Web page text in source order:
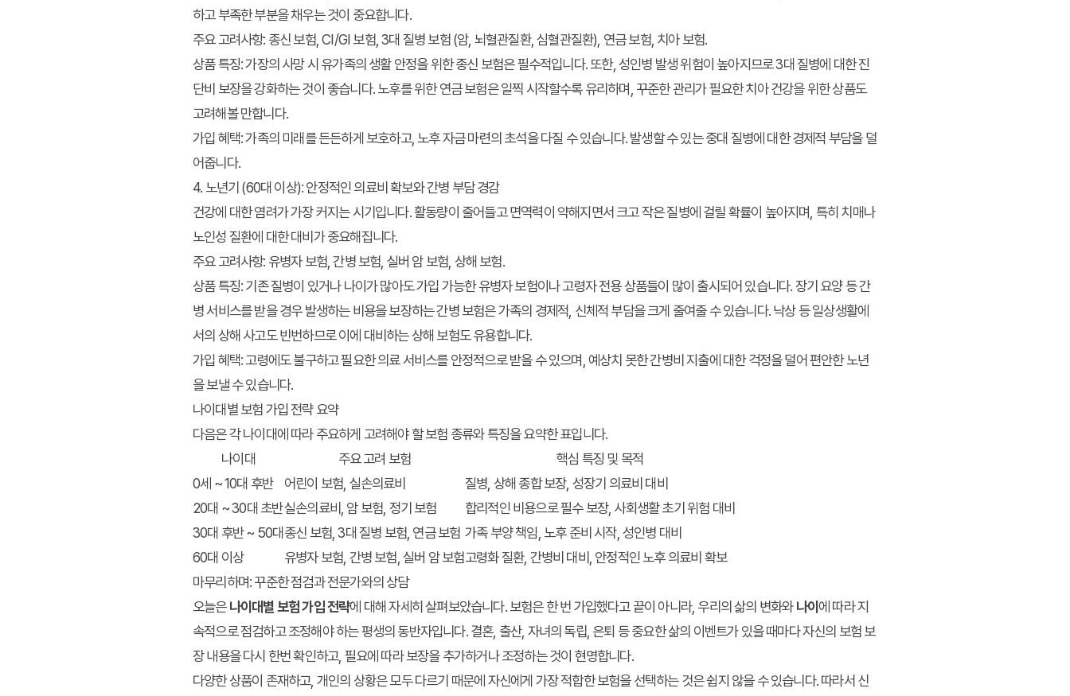
하고 부족한 부분을 채우는 것이 중요합니다.
주요 고려사항: 종신 보험, CI/GI 보험, 3대 질병 보험 (암, 뇌혈관질환, 심혈관질환), 연금 보험, 치아 보험.
상품 특징:가장의 사망 시 유가족의 생활 안정을 위한 종신 보험은 필수적입니다. 또한, 성인병 발생 위험이 높아지므로 3대 질병에 대한 진
단비 보장을 강화하는 것이 좋습니다. 노후를 위한 연금 보험은 일찍 시작할수록 유리하며, 꾸준한 관리가 필요한 치아 건강을 위한 상품도
고려해볼 만합니다.
가입 혜택:가족의 미래를 든든하게 보호하고, 노후 자금 마련의 초석을 다질 수 있습니다. 발생할 수 있는 중대 질병에 대한 경제적 부담을 덜
어줍니다.
4. 노년기 (60대 이상): 안정적인 의료비 확보와 간병 부담 경감
건강에 대한 염려가 가장 커지는 시기입니다. 활동량이 줄어들고 면역력이 약해지면서 크고 작은 질병에 걸릴 확률이 높아지며, 특히 치매나
노인성 질환에 대한 대비가 중요해집니다.
주요 고려사항: 유병자 보험, 간병 보험, 실버 암 보험, 상해 보험.
상품 특징:기존 질병이 있거나 나이가 많아도 가입 가능한 유병자 보험이나 고령자 전용 상품들이 많이 출시되어 있습니다. 장기 요양 등 간
병 서비스를 받을 경우 발생하는 비용을 보장하는 간병 보험은 가족의 경제적, 신체적 부담을 크게 줄여줄 수 있습니다. 낙상 등 일상생활에
서의 상해 사고도 빈번하므로 이에 대비하는 상해 보험도 유용합니다.
가입 혜택:고령에도 불구하고 필요한 의료 서비스를 안정적으로 받을 수 있으며, 예상치 못한 간병비 지출에 대한 걱정을 덜어 편안한 노년
을 보낼 수 있습니다.
나이대별 보험 가입 전략 요약
다음은 각 나이대에 따라 주요하게 고려해야 할 보험 종류와 특징을 요약한 표입니다.
나이대
주요 고려 보험
핵심 특징 및 목적
0세 ~ 10대 후반
어린이 보험, 실손의료비
질병, 상해 종합 보장, 성장기 의료비 대비
20대 ~ 30대 초반실손의료비, 암 보험, 정기 보험
합리적인 비용으로 필수 보장, 사회생활 초기 위험 대비
30대 후반 ~ 50대종신 보험, 3대 질병 보험, 연금 보험 가족 부양 책임, 노후 준비 시작, 성인병 대비
60대 이상
유병자 보험, 간병 보험, 실버 암 보험고령화 질환, 간병비 대비, 안정적인 노후 의료비 확보
마무리하며: 꾸준한 점검과 전문가와의 상담
오늘은나이대별 보험 가입 전략에 대해 자세히 살펴보았습니다. 보험은 한 번 가입했다고 끝이 아니라, 우리의 삶의 변화와나이에 따라 지
속적으로 점검하고 조정해야 하는 평생의 동반자입니다. 결혼, 출산, 자녀의 독립, 은퇴 등 중요한 삶의 이벤트가 있을 때마다 자신의 보험 보
장 내용을 다시 한번 확인하고, 필요에 따라 보장을 추가하거나 조정하는 것이 현명합니다.
다양한 상품이 존재하고, 개인의 상황은 모두 다르기 때문에 자신에게 가장 적합한 보험을 선택하는 것은 쉽지 않을 수 있습니다. 따라서 신